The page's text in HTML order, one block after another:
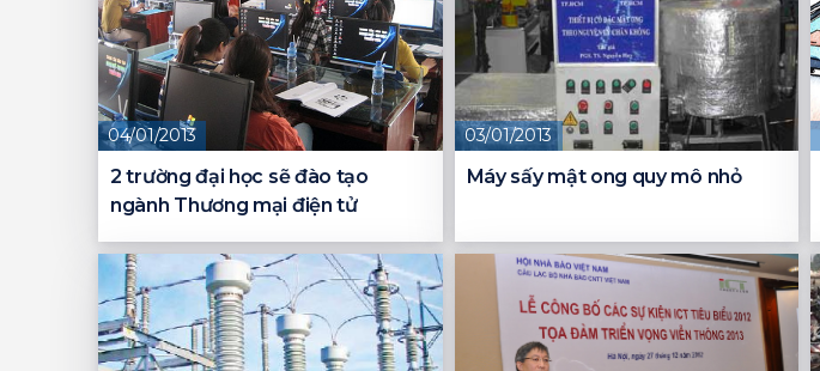
04/01/2013
2 trường đại học sẽ đào tạo
ngành Thương mại điện tử
03/01/2013
Máy sấy mật ong quy mô nhỏ